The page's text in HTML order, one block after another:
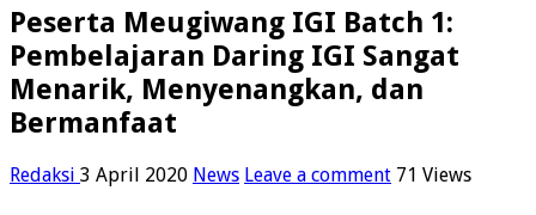
Peserta Meugiwang IGI Batch 1:
Pembelajaran Daring IGI Sangat
Menarik, Menyenangkan, dan
Bermanfaat
Redaksi 3 April 2020 News Leave a comment 71 Views